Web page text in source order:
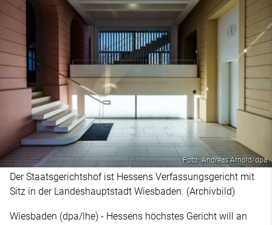
Foto: Andreas Arnold/dpa
Der Staatsgerichtshof ist Hessens Verfassungsgericht mit
Sitz in der Landeshauptstadt Wiesbaden. (Archivbild)
Wiesbaden (dpa/lhe) - Hessens höchstes Gericht will an